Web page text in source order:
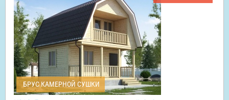
БРУС КАМЕРНОЙ СУШКИ